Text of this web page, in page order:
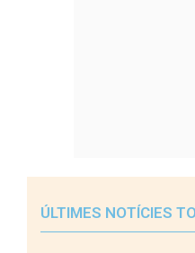
ÚLTIMES NOTÍCIES